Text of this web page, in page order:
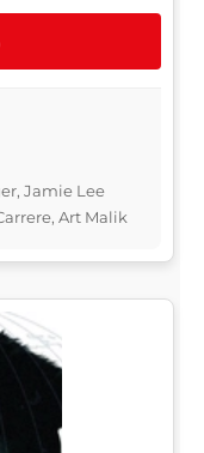
Jamie Lee
Art Malik